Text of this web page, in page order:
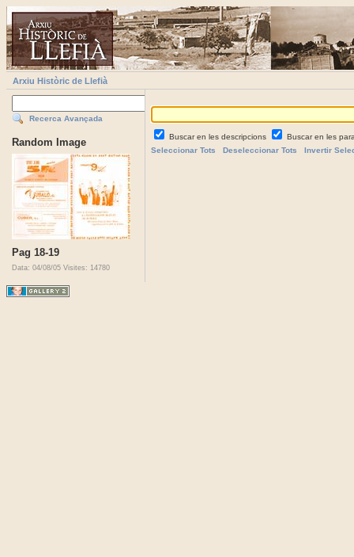
Arxiu Històric de Llefià
Recerca Avançada
Random Image
Pag 18-19
Data: 04/08/05 Visites: 14780
Buscar en les descripcions
Buscar en les
Seleccionar Tots
Deseleccionar Tots Invertir